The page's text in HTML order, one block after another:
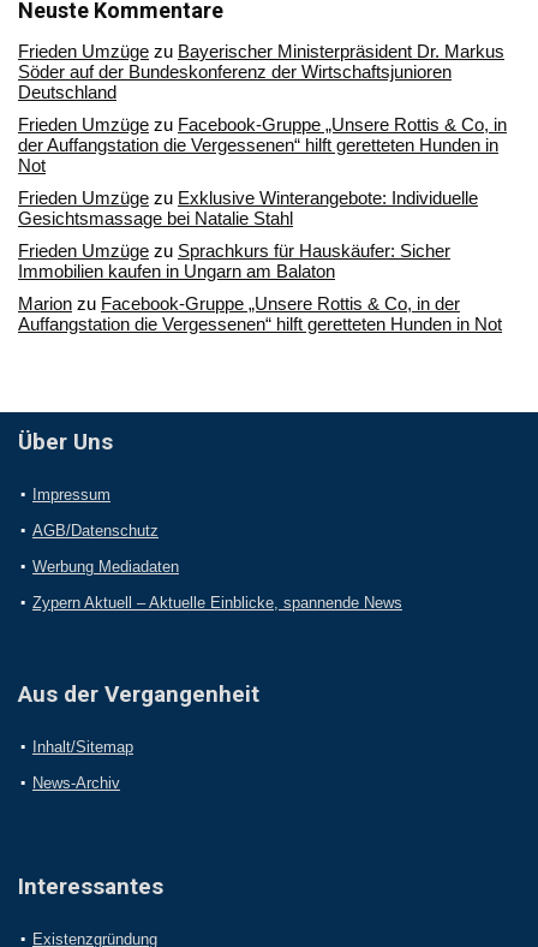
Archiv
Neuste Kommentare
Frieden Umzüge zu Bayerischer Ministerpräsident Dr. Markus
Söder auf der Bundeskonferenz der Wirtschaftsjunioren
Deutschland
Frieden Umzüge zu Facebook-Gruppe „Unsere Rottis & Co, in
der Auffangstation die Vergessenen“ hilft geretteten Hunden in
Not
Frieden Umzüge zu Exklusive Winterangebote: Individuelle
Gesichtsmassage bei Natalie Stahl
Frieden Umzüge zu Sprachkurs für Hauskäufer: Sicher
Immobilien kaufen in Ungarn am Balaton
Marion zu Facebook-Gruppe „Unsere Rottis & Co, in der
Auffangstation die Vergessenen“ hilft geretteten Hunden in Not
Über Uns
Impressum
AGB/Datenschutz
Werbung Mediadaten
Zypern Aktuell – Aktuelle Einblicke, spannende News
Aus der Vergangenheit
Inhalt/Sitemap
News-Archiv
Interessantes
Existenzgründung